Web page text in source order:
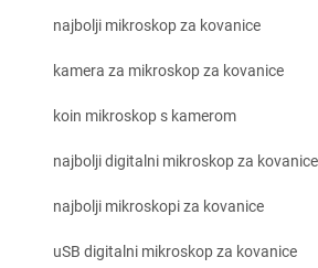
najbolji mikroskop za kovanice
kamera za mikroskop za kovanice
koin mikroskop s kamerom
najbolji digitalni mikroskop za kovanice
najbolji mikroskopi za kovanice
uSB digitalni mikroskop za kovanice